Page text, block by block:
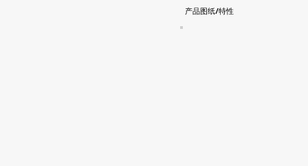
产品图纸/特性